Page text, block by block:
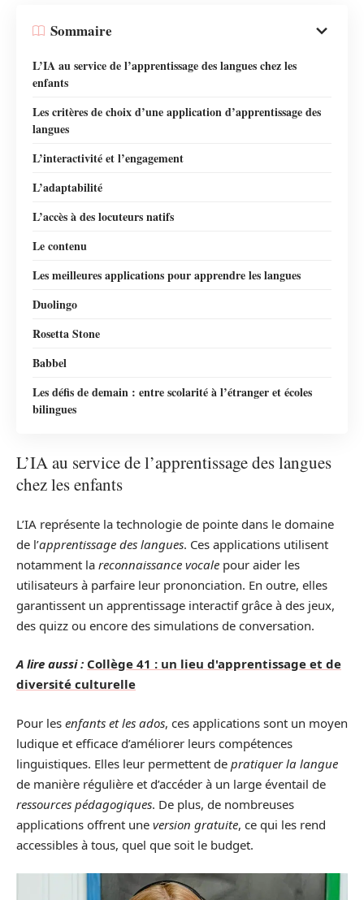
Sommaire
L’IA au service de l’apprentissage des langues chez les
enfants
Les critères de choix d’une application d’apprentissage des
langues
L’interactivité et l’engagement
L’adaptabilité
L’accès à des locuteurs natifs
Le contenu
Les meilleures applications pour apprendre les langues
Duolingo
Rosetta Stone
Babbel
Les défis de demain : entre scolarité à l’étranger et écoles
bilingues
L’IA au service de l’apprentissage des langues
chez les enfants
L’IA représente la technologie de pointe dans le domaine
de l’apprentissage des langues. Ces applications utilisent
notamment la reconnaissance vocale pour aider les
utilisateurs à parfaire leur prononciation. En outre, elles
garantissent un apprentissage interactif grâce à des jeux,
des quizz ou encore des simulations de conversation.
A lire aussi : Collège 41 : un lieu d'apprentissage et de
diversité culturelle
Pour les enfants et les ados, ces applications sont un moyen
ludique et efficace d’améliorer leurs compétences
linguistiques. Elles leur permettent de pratiquer la langue
de manière régulière et d’accéder à un large éventail de
ressources pédagogiques. De plus, de nombreuses
applications offrent une version gratuite, ce qui les rend
accessibles à tous, quel que soit le budget.